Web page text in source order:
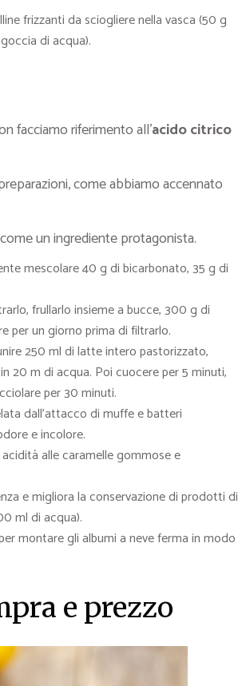
frizzanti da sciogliere nella vasca (50 g
di acqua).
facciamo riferimento all’acido citrico
come abbiamo accennato
un ingrediente protagonista.
mescolare 40 g di bicarbonato, 35 g di
frullarlo insieme a bucce, 300 g di
per un giorno prima di filtrarlo.
250 ml di latte intero pastorizzato,
20 m di acqua. Poi cuocere per 5 minuti,
per 30 minuti.
dall’attacco di muffe e batteri
e incolore.
alle caramelle gommose e
e migliora la conservazione di prodotti di
ml di acqua).
montare gli albumi a neve ferma in modo
e prezzo